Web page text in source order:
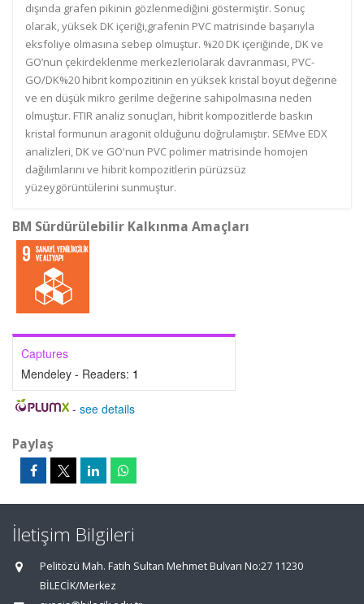
dışında grafen pikinin gözlenmediğini göstermiştir. Sonuç
olarak, yüksek DK içeriği,grafenin PVC matrisinde başarıyla
eksfoliye olmasına sebep olmuştur. %20 DK içeriğinde, DK ve
GO’nun çekirdeklenme merkezleriolarak davranması, PVC-
GO/DK%20 hibrit kompozitinin en yüksek kristal boyut değerine
ve en düşük mikro gerilme değerine sahipolmasına neden
olmuştur. FTIR analiz sonuçları, hibrit kompozitlerde baskın
kristal formunun aragonit olduğunu doğrulamıştır. SEMve EDX
analizleri, DK ve GO'nun PVC polimer matrisinde homojen
dağılımlarını ve hibrit kompozitlerin pürüzsüz
yüzeygörüntülerini sunmuştur.
BM Sürdürülebilir Kalkınma Amaçları
Captures
Mendeley - Readers: 1
- see details
Paylaş
İletişim Bilgileri
Pelitözü Mah. Fatih Sultan Mehmet Bulvarı No:27 11230
BİLECİK/Merkez